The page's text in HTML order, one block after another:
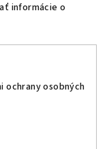
informácie o
ochrany osobných